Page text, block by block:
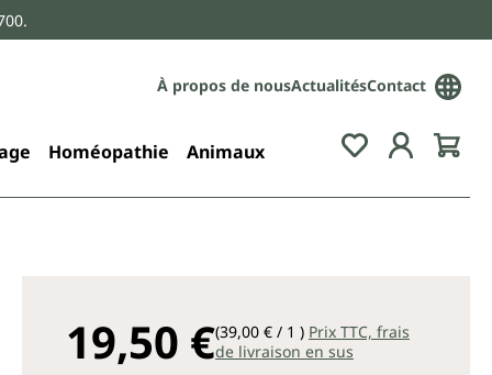
À propos de nousActualitésContact
Homéopathie Animaux
19,50 €(39,00 € / 1 ) Prix TTC, frais
de livraison en sus